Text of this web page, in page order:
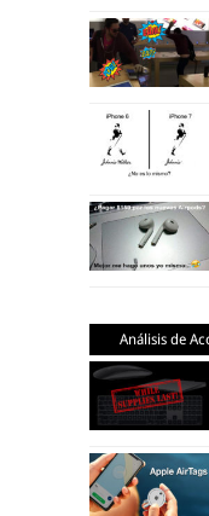
Análisis de